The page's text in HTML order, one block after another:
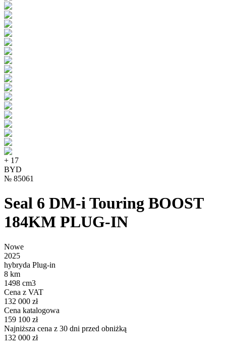
+ 17
BYD
№ 85061
Seal 6 DM-i Touring BOOST
184KM PLUG-IN
Nowe
2025
hybryda Plug-in
8 km
1498 cm3
Cena z VAT
132 000 zł
Cena katalogowa
159 100 zł
Najniższa cena z 30 dni przed obniżką
132 000 zł